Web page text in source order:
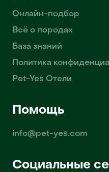
Онлайн-подбор
Всё о породах
База знаний
Политика
Pet-Yes Отели
Помощь
info@pet-yes.com
Социальные